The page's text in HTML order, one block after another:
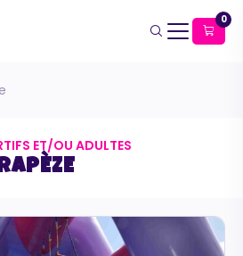
0
ET/OU ADULTES